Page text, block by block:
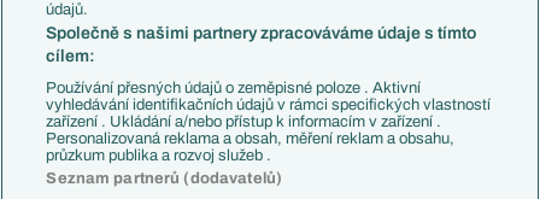
Chelsea FC
Manchester United
AC Milán
Juventus FC
Bayern Mnichov
FC Barcelona
Real Madrid
údajů.
Společně s našimi partnery zpracováváme údaje s tímto
cílem:
Používání přesných údajů o zeměpisné poloze . Aktivní
vyhledávání identifikačních údajů v rámci specifických vlastností
zařízení . Ukládání a/nebo přístup k informacím v zařízení .
Personalizovaná reklama a obsah, měření reklam a obsahu,
průzkum publika a rozvoj služeb .
Seznam partnerů (dodavatelů)